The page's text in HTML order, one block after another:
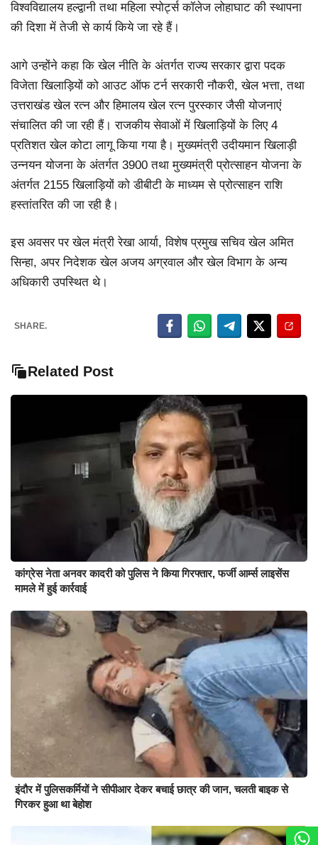
विश्वविद्यालय हल्द्वानी तथा महिला स्पोर्ट्स कॉलेज लोहाघाट की स्थापना
की दिशा में तेजी से कार्य किये जा रहे हैं।
आगे उन्होंने कहा कि खेल नीति के अंतर्गत राज्य सरकार द्वारा पदक
विजेता खिलाड़ियों को आउट ऑफ टर्न सरकारी नौकरी, खेल भत्ता, तथा
उत्तराखंड खेल रत्न और हिमालय खेल रत्न पुरस्कार जैसी योजनाएं
संचालित की जा रही हैं। राजकीय सेवाओं में खिलाड़ियों के लिए 4
प्रतिशत खेल कोटा लागू किया गया है। मुख्यमंत्री उदीयमान खिलाड़ी
उन्नयन योजना के अंतर्गत 3900 तथा मुख्यमंत्री प्रोत्साहन योजना के
अंतर्गत 2155 खिलाड़ियों को डीबीटी के माध्यम से प्रोत्साहन राशि
हस्तांतरित की जा रही है।
इस अवसर पर खेल मंत्री रेखा आर्या, विशेष प्रमुख सचिव खेल अमित
सिन्हा, अपर निदेशक खेल अजय अग्रवाल और खेल विभाग के अन्य
अधिकारी उपस्थित थे।
SHARE.
Related Post
कांग्रेस नेता अनवर कादरी को पुलिस ने किया गिरफ्तार, फर्जी आर्म्स लाइसेंस
मामले में हुई कार्रवाई
इंदौर में पुलिसकर्मियों ने सीपीआर देकर बचाई छात्र की जान, चलती बाइक से
गिरकर हुआ था बेहोश